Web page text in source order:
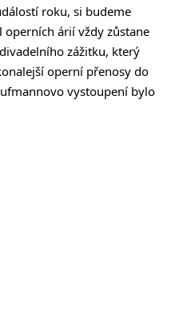
roku, si budeme
árií vždy zůstane
zážitku, který
operní přenosy do
vystoupení bylo